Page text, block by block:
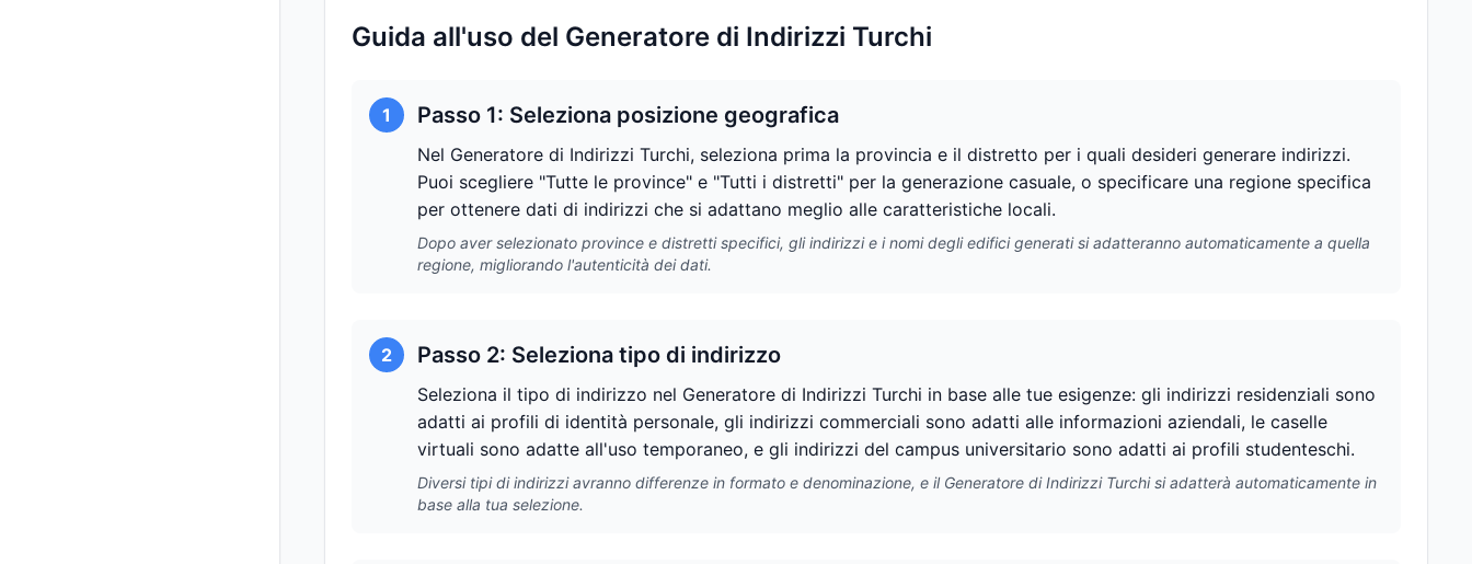
Guida all'uso del Generatore di Indirizzi Turchi
1 Passo 1: Seleziona posizione geografica
Nel Generatore di Indirizzi Turchi, seleziona prima la provincia e il distretto per i quali desideri generare indirizzi.
Puoi scegliere "Tutte le province" e "Tutti i distretti" per la generazione casuale, o specificare una regione specifica
per ottenere dati di indirizzi che si adattano meglio alle caratteristiche locali.
Dopo aver selezionato province e distretti specifici, gli indirizzi e i nomi degli edifici generati si adatteranno automaticamente a quella
regione, migliorando l'autenticità dei dati.
2 Passo 2: Seleziona tipo di indirizzo
Seleziona il tipo di indirizzo nel Generatore di Indirizzi Turchi in base alle tue esigenze: gli indirizzi residenziali sono
adatti ai profili di identità personale, gli indirizzi commerciali sono adatti alle informazioni aziendali, le caselle
virtuali sono adatte all'uso temporaneo, e gli indirizzi del campus universitario sono adatti ai profili studenteschi.
Diversi tipi di indirizzi avranno differenze in formato e denominazione, e il Generatore di Indirizzi Turchi si adatterà automaticamente in
base alla tua selezione.